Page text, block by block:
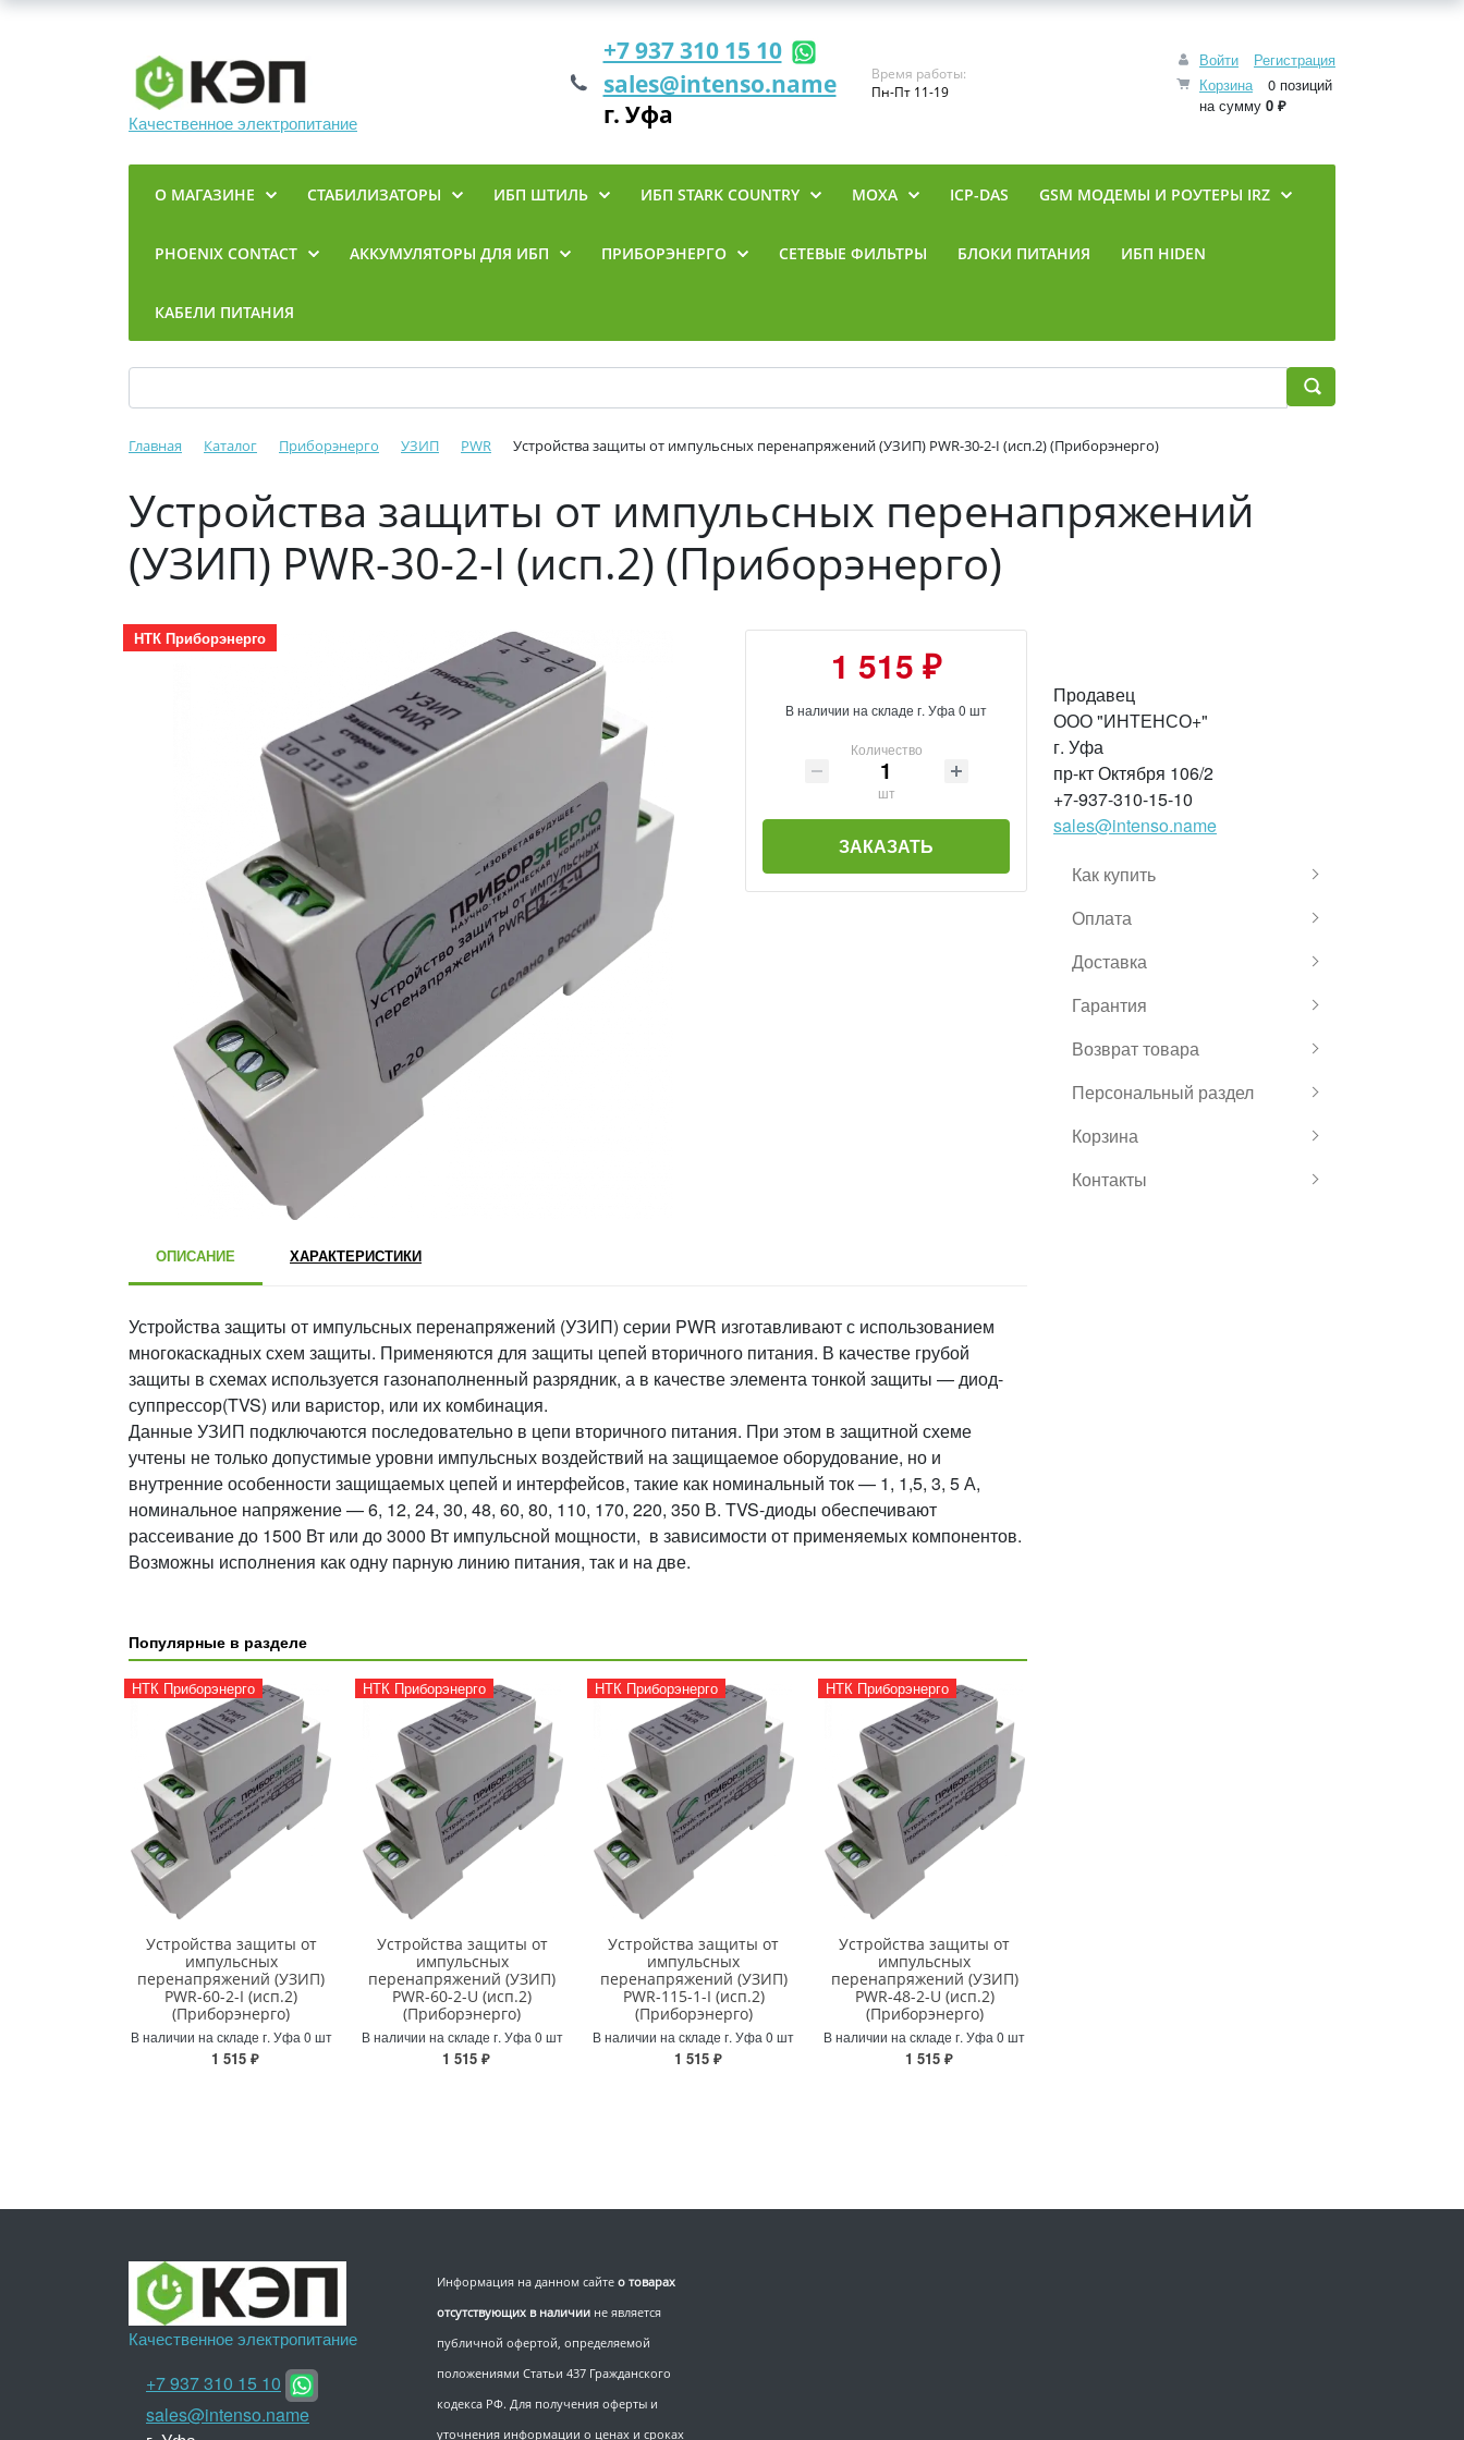
Качественное электропитание
Войти
Регистрация
Корзина
0 позиций
на сумму 0 ₽
+7 937 310 15 10
sales@intenso.name
г. Уфа
Время работы:
Пн-Пт 11-19
О МАГАЗИНЕ СТАБИЛИЗАТОРЫ ИБП ШТИЛЬ ИБП STARK COUNTRY MOXA ICP-DAS GSM МОДЕМЫ И РОУТЕРЫ IRZ
PHOENIX CONTACT АККУМУЛЯТОРЫ ДЛЯ ИБП ПРИБОРЭНЕРГО СЕТЕВЫЕ ФИЛЬТРЫ БЛОКИ ПИТАНИЯ ИБП HIDEN
КАБЕЛИ ПИТАНИЯ
Главная Каталог Приборэнерго УЗИП PWR Устройства защиты от импульсных перенапряжений (УЗИП) PWR-30-2-I (исп.2) (Приборэнерго)
Устройства защиты от импульсных перенапряжений
(УЗИП) PWR-30-2-I (исп.2) (Приборэнерго)
НТК Приборэнерго
1 515 ₽
В наличии на складе г. Уфа 0 шт
Количество
шт
ЗАКАЗАТЬ
ОПИСАНИЕ ХАРАКТЕРИСТИКИ
Устройства защиты от импульсных перенапряжений (УЗИП) серии PWR изготавливают с использованием
многокаскадных схем защиты. Применяются для защиты цепей вторичного питания. В качестве грубой
защиты в схемах используется газонаполненный разрядник, а в качестве элемента тонкой защиты — диод-
суппрессор(TVS) или варистор, или их комбинация.
Данные УЗИП подключаются последовательно в цепи вторичного питания. При этом в защитной схеме
учтены не только допустимые уровни импульсных воздействий на защищаемое оборудование, но и
внутренние особенности защищаемых цепей и интерфейсов, такие как номинальный ток — 1, 1,5, 3, 5 А,
номинальное напряжение — 6, 12, 24, 30, 48, 60, 80, 110, 170, 220, 350 В. TVS-диоды обеспечивают
рассеивание до 1500 Вт или до 3000 Вт импульсной мощности, в зависимости от применяемых компонентов.
Возможны исполнения как одну парную линию питания, так и на две.
Популярные в разделе
НТК Приборэнерго
Устройства защиты от
импульсных
перенапряжений (УЗИП)
PWR-60-2-I (исп.2)
(Приборэнерго)
В наличии на складе г. Уфа 0 шт
1 515 ₽
НТК Приборэнерго
Устройства защиты от
импульсных
перенапряжений (УЗИП)
PWR-60-2-U (исп.2)
(Приборэнерго)
В наличии на складе г. Уфа 0 шт
1 515 ₽
НТК Приборэнерго
Устройства защиты от
импульсных
перенапряжений (УЗИП)
PWR-115-1-I (исп.2)
(Приборэнерго)
В наличии на складе г. Уфа 0 шт
1 515 ₽
НТК Приборэнерго
Устройства защиты от
импульсных
перенапряжений (УЗИП)
PWR-48-2-U (исп.2)
(Приборэнерго)
В наличии на складе г. Уфа 0 шт
1 515 ₽
Продавец
ООО "ИНТЕНСО+"
г. Уфа
пр-кт Октября 106/2
+7-937-310-15-10
sales@intenso.name
Как купить
Оплата
Доставка
Гарантия
Возврат товара
Персональный раздел
Корзина
Контакты
Информация на данном сайте о товарах
отсутствующих в наличии не является
публичной офертой, определяемой
положениями Статьи 437 Гражданского
кодекса РФ. Для получения оферты и
уточнения информации о ценах и сроках
Качественное электропитание
+7 937 310 15 10
sales@intenso.name